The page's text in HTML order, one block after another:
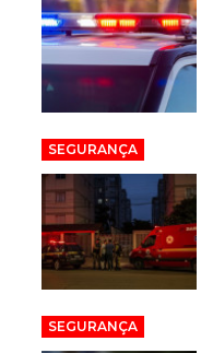
SEGURANÇA
SEGURANÇA